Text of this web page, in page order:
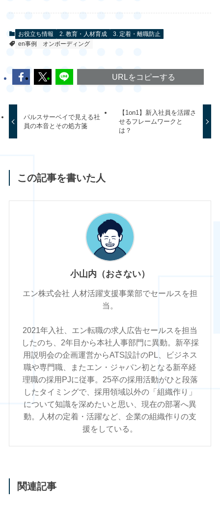
お役立ち情報 2. 教育・人材育成
3. 定着・離職防止
en事例
オンボーディング
URLをコピーする
パルスサーベイで見える社
員の本音とその処方箋
【1on1】新入社員を活躍さ
せるフレームワークと
は？
この記事を書いた人
小山内（おさない）
エン株式会社 人材活躍支援事業部でセールスを担
当。
2021年入社、エン転職の求人広告セールスを担当
したのち、2年目から本社人事部門に異動。新卒採
用説明会の企画運営からATS設計のPL、ビジネス
職や専門職、またエン・ジャパン初となる新卒経
理職の採用PJに従事。25卒の採用活動がひと段落
したタイミングで、採用領域以外の「組織作り」
について知識を深めたいと思い、現在の部署へ異
動。人材の定着・活躍など、企業の組織作りの支
援をしている。
関連記事